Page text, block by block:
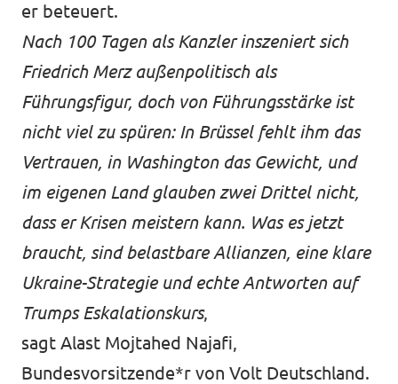
er beteuert.
Nach 100 Tagen als Kanzler inszeniert sich
Friedrich Merz außenpolitisch als
Führungsfigur, doch von Führungsstärke ist
nicht viel zu spüren: In Brüssel fehlt ihm das
Vertrauen, in Washington das Gewicht, und
im eigenen Land glauben zwei Drittel nicht,
dass er Krisen meistern kann. Was es jetzt
braucht, sind belastbare Allianzen, eine klare
Ukraine-Strategie und echte Antworten auf
Trumps Eskalationskurs,
sagt Alast Mojtahed Najafi,
Bundesvorsitzende*r von Volt Deutschland.